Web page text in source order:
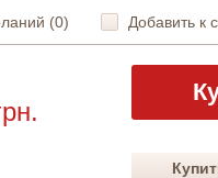
(0) Добавить к